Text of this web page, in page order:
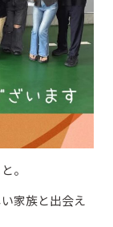
。
家族と出会え